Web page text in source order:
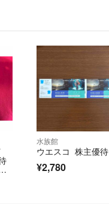
水族館
ウエスコ 株主優待
¥2,780